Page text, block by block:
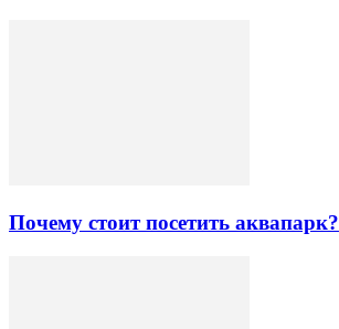
Почему стоит посетить аквапарк?